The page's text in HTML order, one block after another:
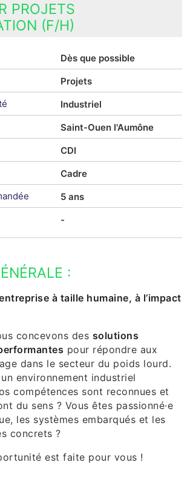
PROJETS
(F/H)
Dès que possible
Projets
Industriel
Saint-Ouen l'Aumône
CDI
Cadre
5 ans
-
:
à taille humaine, à l’impact
concevons des solutions
pour répondre aux
dans le secteur du poids lourd.
environnement industriel
compétences sont reconnues et
du sens ? Vous êtes passionné·e
les systèmes embarqués et les
concrets ?
est faite pour vous !